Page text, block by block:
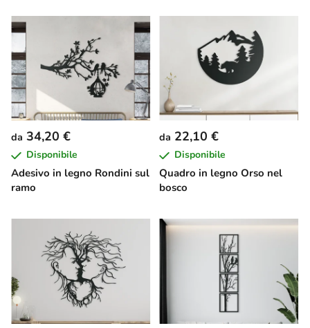
Adesivo in legno Rondini sul
ramo
da 34,20 €
Disponibile
Quadro in legno Orso nel
bosco
da 22,10 €
Disponibile